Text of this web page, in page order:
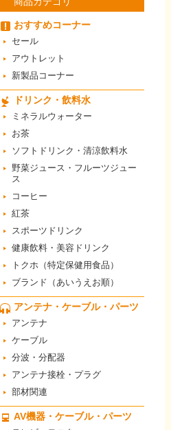
おすすめコーナー
セール
アウトレット
新製品コーナー
ドリンク・飲料水
ミネラルウォーター
お茶
ソフトドリンク・清涼飲料水
野菜ジュース・フルーツジュー
ス
コーヒー
紅茶
スポーツドリンク
健康飲料・美容ドリンク
トクホ（特定保健用食品）
ブランド（あいうえお順）
アンテナ・ケーブル・パーツ
アンテナ
ケーブル
分波・分配器
アンテナ接栓・プラグ
部材関連
AV機器・ケーブル・パーツ